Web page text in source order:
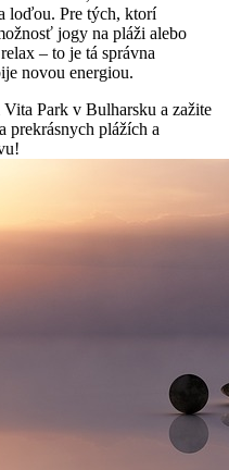
loďou. Pre tých, ktorí
jogy na pláži alebo
– to je tá správna
novou energiou.
Park v Bulharsku a zažite
prekrásnych plážích a